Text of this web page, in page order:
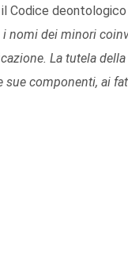
Codice
i nomi dei minori
La tutela
sue componenti, ai